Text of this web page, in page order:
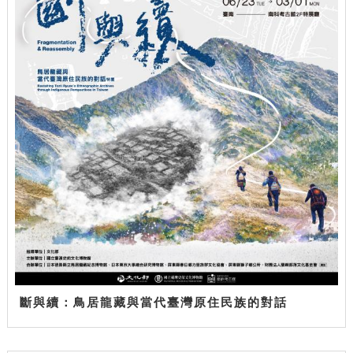
斷與續：鳥居龍藏與當代臺灣原住民族的對話